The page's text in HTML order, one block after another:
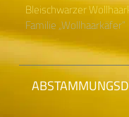
Bleischwarzer
Familie „Wollhaarkäfer“